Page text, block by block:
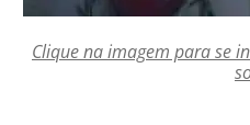
Clique na imagem para se